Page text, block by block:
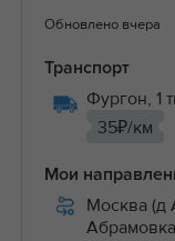
Обновлено вчера
Транспорт
Фургон, 1
35₽/км
Мои
Москва (д